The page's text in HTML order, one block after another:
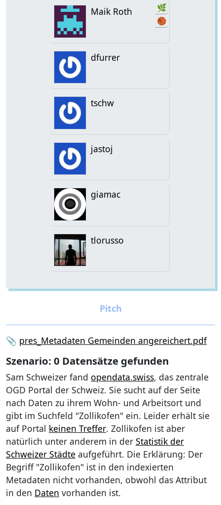
Maik Roth
🌿
🏀
dfurrer
tschw
jastoj
giamac
tlorusso
📎 pres_Metadaten Gemeinden angereichert.pdf
Szenario: 0 Datensätze gefunden
Sam Schweizer fand opendata.swiss, das zentrale
OGD Portal der Schweiz. Sie sucht auf der Seite
nach Daten zu ihrem Wohn- und Arbeitsort und
gibt im Suchfeld "Zollikofen" ein. Leider erhält sie
auf Portal keinen Treffer. Zollikofen ist aber
natürlich unter anderem in der Statistik der
Schweizer Städte aufgeführt. Die Erklärung: Der
Begriff "Zollikofen" ist in den indexierten
Metadaten nicht vorhanden, obwohl das Attribut
in den Daten vorhanden ist.